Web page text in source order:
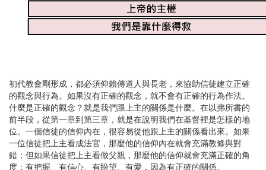
初代教會剛形成，都必須仰賴傳道人與長老，來協助信徒建立正確
的觀念與行為。如果沒有正確的觀念，就不會有正確的行為作法。
什麼是正確的觀念？就是我們跟上主的關係是什麼。在以弗所書的
前半段，從第一章到第三章，就是在說明我們在基督裡是怎樣的地
位。一個信徒的信仰內在，很容易從他跟上主的關係看出來。如果
一位信徒把上主看成法官，那麼他的信仰內在就會充滿教條與對
錯；但如果信徒把上主看做父親，那麼他的信仰就會充滿正確的角
度：有把握、有信心、有盼望、有愛，因為有正確的關係。